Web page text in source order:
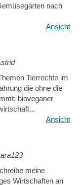
nach
Ansicht
Tierrechte im
die ohne die
bioveganer
Ansicht
meine
Wirtschaften an